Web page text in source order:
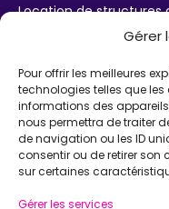
Gérer
Pour offrir les meilleures
technologies telles que
informations des
nous permettra de traiter
de navigation ou les ID
consentir ou de retirer son
sur certaines
Gérer les services
Location de structures
Parc Loca'Gonfle XXL
Karting ludo-éducatif
AIDE
Chatbot IA Maurice
Infos pratiques
INFORMATIONS